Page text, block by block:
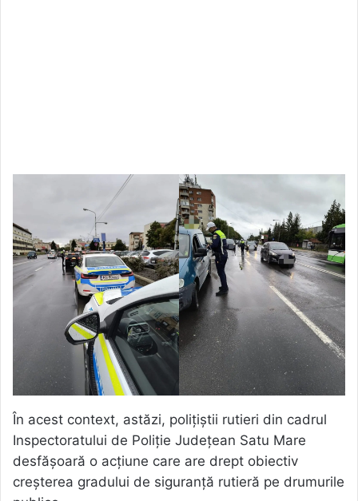
În acest context, astăzi, polițiștii rutieri din cadrul
Inspectoratului de Poliție Județean Satu Mare
desfășoară o acțiune care are drept obiectiv
creșterea gradului de siguranță rutieră pe drumurile